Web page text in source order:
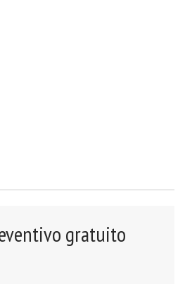
gratuito